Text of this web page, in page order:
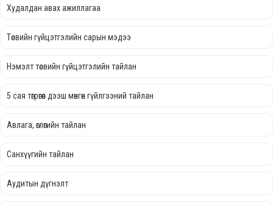
Худалдан авах ажиллагаа
Төсвийн гүйцэтгэлийн сарын мэдээ
Нэмэлт төсвийн гүйцэтгэлийн тайлан
5 сая төгрөгөөс дээш мөнгөн гүйлгээний тайлан
Авлага, өглөгийн тайлан
Санхүүгийн тайлан
Аудитын дүгнэлт